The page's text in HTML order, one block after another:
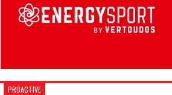
PROACTIVE